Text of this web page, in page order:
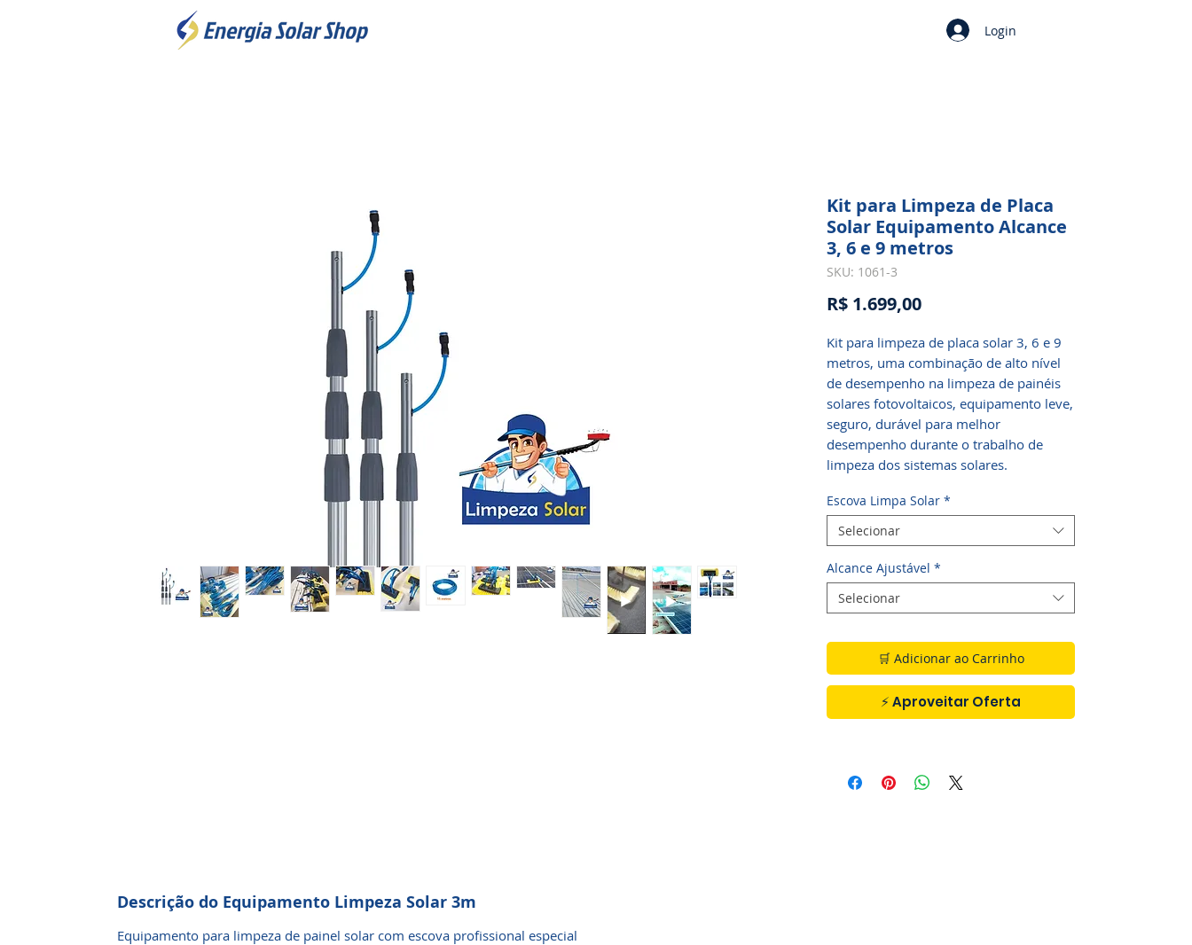
Login
Kit para Limpeza de Placa
Solar Equipamento Alcance
3, 6 e 9 metros
SKU: 1061-3
R$ 1.699,00Preço
Kit para limpeza de placa solar 3, 6 e 9
metros, uma combinação de alto nível
de desempenho na limpeza de painéis
solares fotovoltaicos, equipamento leve,
seguro, durável para melhor
desempenho durante o trabalho de
limpeza dos sistemas solares.
Escova Limpa Solar *
Selecionar
Alcance Ajustável *
Selecionar
🛒 Adicionar ao Carrinho
⚡ Aproveitar Oferta
Descrição do Equipamento Limpeza Solar 3m
Equipamento para limpeza de painel solar com escova profissional especial